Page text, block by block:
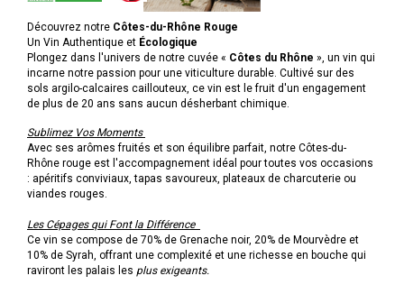
Découvrez notre Côtes-du-Rhône Rouge
Un Vin Authentique et Écologique
Plongez dans l'univers de notre cuvée « Côtes du Rhône », un vin qui
incarne notre passion pour une viticulture durable. Cultivé sur des
sols argilo-calcaires caillouteux, ce vin est le fruit d'un engagement
de plus de 20 ans sans aucun désherbant chimique.
Sublimez Vos Moments
Avec ses arômes fruités et son équilibre parfait, notre Côtes-du-
Rhône rouge est l'accompagnement idéal pour toutes vos occasions
: apéritifs conviviaux, tapas savoureux, plateaux de charcuterie ou
viandes rouges.
Les Cépages qui Font la Différence
Ce vin se compose de 70% de Grenache noir, 20% de Mourvèdre et
10% de Syrah, offrant une complexité et une richesse en bouche qui
raviront les palais les plus exigeants.